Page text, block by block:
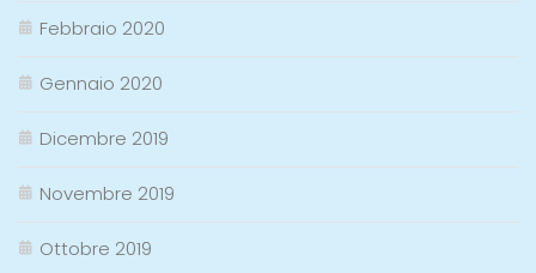
Febbraio 2020
Gennaio 2020
Dicembre 2019
Novembre 2019
Ottobre 2019